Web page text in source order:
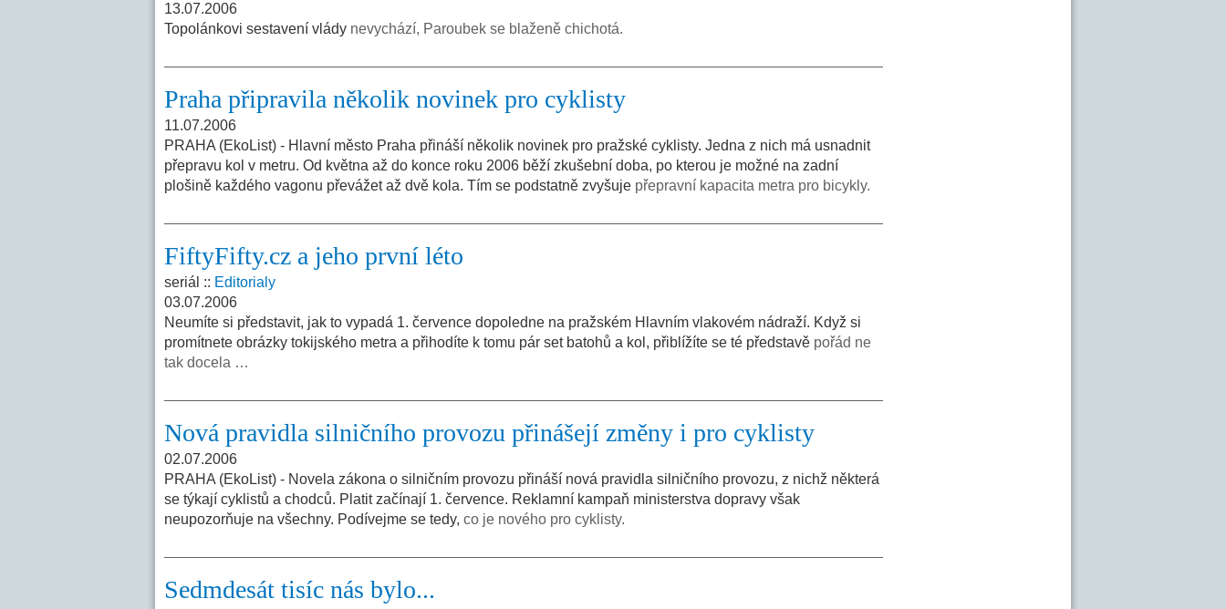
13.07.2006
Topolánkovi sestavení vlády nevychází, Paroubek se blaženě chichotá.
Praha připravila několik novinek pro cyklisty
11.07.2006
PRAHA (EkoList) - Hlavní město Praha přináší několik novinek pro pražské cyklisty. Jedna z nich má usnadnit
přepravu kol v metru. Od května až do konce roku 2006 běží zkušební doba, po kterou je možné na zadní
plošině každého vagonu převážet až dvě kola. Tím se podstatně zvyšuje přepravní kapacita metra pro bicykly.
FiftyFifty.cz a jeho první léto
seriál :: Editorialy
03.07.2006
Neumíte si představit, jak to vypadá 1. července dopoledne na pražském Hlavním vlakovém nádraží. Když si
promítnete obrázky tokijského metra a přihodíte k tomu pár set batohů a kol, přiblížíte se té představě pořád ne
tak docela …
Nová pravidla silničního provozu přinášejí změny i pro cyklisty
02.07.2006
PRAHA (EkoList) - Novela zákona o silničním provozu přináší nová pravidla silničního provozu, z nichž některá
se týkají cyklistů a chodců. Platit začínají 1. července. Reklamní kampaň ministerstva dopravy však
neupozorňuje na všechny. Podívejme se tedy, co je nového pro cyklisty.
Sedmdesát tisíc nás bylo...